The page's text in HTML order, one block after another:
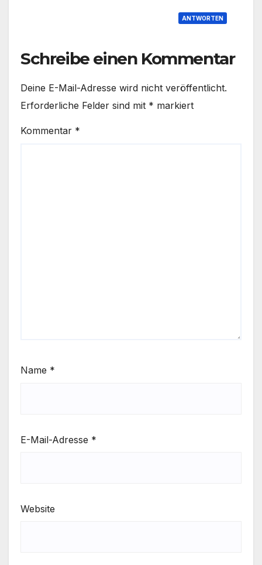
ANTWORTEN
Schreibe einen Kommentar
Deine E-Mail-Adresse wird nicht veröffentlicht.
Erforderliche Felder sind mit * markiert
Kommentar *
Name *
E-Mail-Adresse *
Website